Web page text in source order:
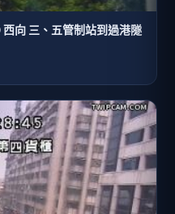
向 三、五管制站到過港隧